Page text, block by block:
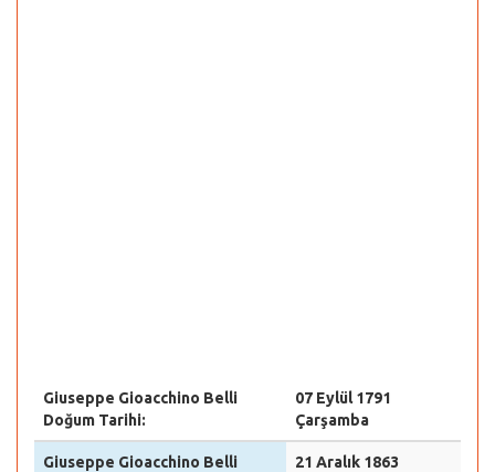
Giuseppe Gioacchino Belli
Doğum Tarihi:
07 Eylül 1791
Çarşamba
Giuseppe Gioacchino Belli
21 Aralık 1863